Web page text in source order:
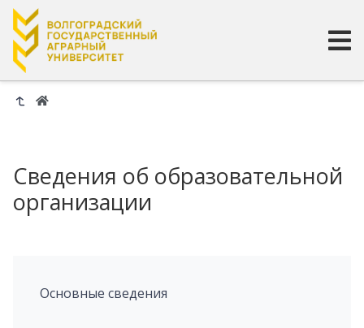
Сведения об образовательной
организации
Основные сведения